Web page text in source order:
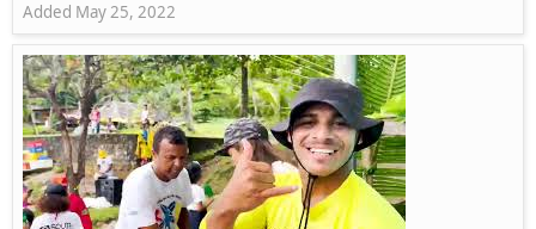
Added May 25, 2022